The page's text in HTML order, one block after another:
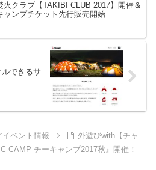
火クラブ【TAKIBI CLUB 2017】開催＆
ャンプチケット先行販売開始
できるサ
イベント情報
外遊びwith【チャ
CAMP チーキャンプ2017秋』開催！